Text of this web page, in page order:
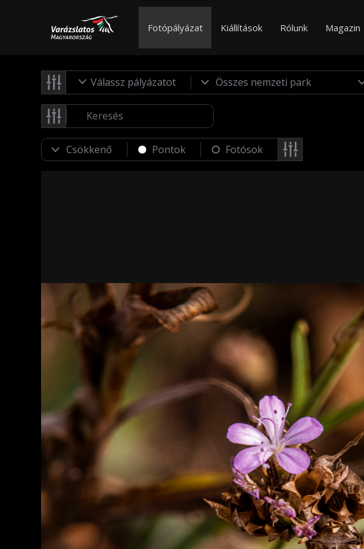
Fotópályázat Kiállítások Rólunk Magazin
Válassz pályázatot
Pontok Fotósok